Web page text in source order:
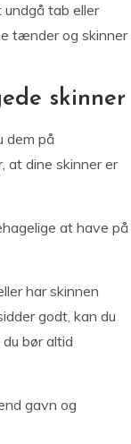
tab eller
tænder og skinner
skinner
dem på
at dine skinner er
at have på
har skinnen
godt, kan du
bør altid
gavn og